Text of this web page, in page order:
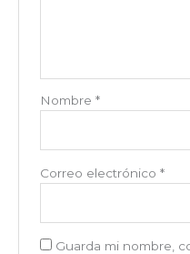
Nombre *
Correo electrónico *
Guarda mi nombre,